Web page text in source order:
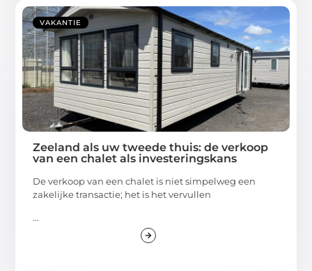
VAKANTIE
Zeeland als uw tweede thuis: de verkoop
van een chalet als investeringskans
De verkoop van een chalet is niet simpelweg een
zakelijke transactie; het is het vervullen
...